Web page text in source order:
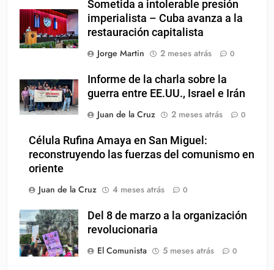
Sometida a intolerable presión
imperialista – Cuba avanza a la
restauración capitalista
Jorge Martin
2 meses atrás 0
Informe de la charla sobre la
guerra entre EE.UU., Israel e Irán
Juan de la Cruz
2 meses atrás 0
Célula Rufina Amaya en San Miguel:
reconstruyendo las fuerzas del comunismo en
oriente
Juan de la Cruz
4 meses atrás 0
Del 8 de marzo a la organización
revolucionaria
El Comunista
5 meses atrás 0